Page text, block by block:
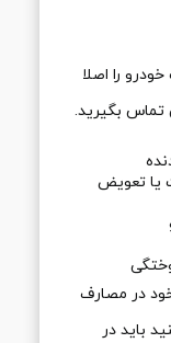
را اصلا
تماس بگیرید.
یا تعویض
در مصارف
باید در